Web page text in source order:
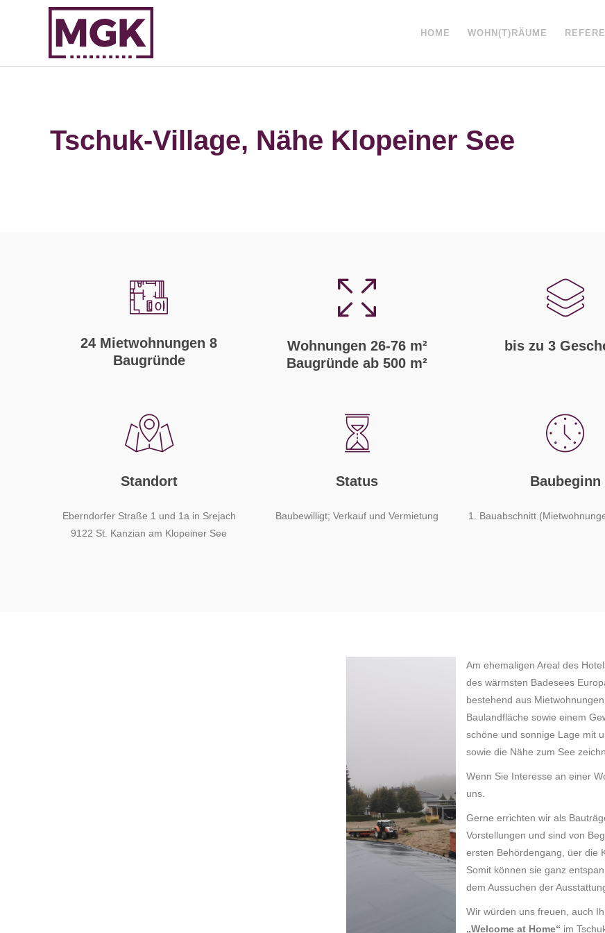
HOME WOHN(T)RÄUME
Tschuk-Village, Nähe Klopeiner See
24 Mietwohnungen 8
Baugründe
Wohnungen 26-76 m²
Baugründe ab 500 m²
bis zu 3
Standort
Eberndorfer Straße 1 und 1a in Srejach
9122 St. Kanzian am Klopeiner See
Status
Baubewilligt; Verkauf und Vermietung
Baubeginn
1. Bauabschnitt
Am ehemaligen Areal des
des wärmsten Badesees
bestehend aus
Baulandfläche sowie einem
schöne und sonnige Lage mit
sowie die Nähe zum See
Wenn Sie Interesse an einer
uns.
Gerne errichten wir als
Vorstellungen und sind von
ersten Behördengang, üer die
Somit können sie ganz
dem Aussuchen der
Wir würden uns freuen, auch
„Welcome at Home“ im